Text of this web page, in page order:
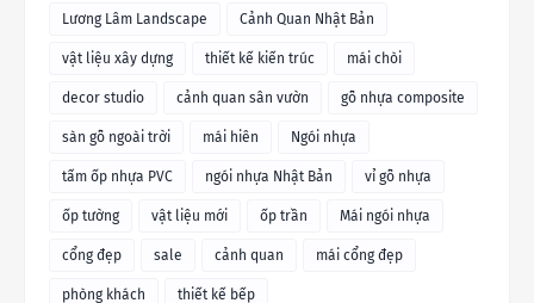
Lương Lâm Landscape Cảnh Quan Nhật Bản
vật liệu xây dựng thiết kế kiến trúc mái chòi
decor studio cảnh quan sân vườn gỗ nhựa composite
sàn gỗ ngoài trời mái hiên Ngói nhựa
tấm ốp nhựa PVC ngói nhựa Nhật Bản vỉ gỗ nhựa
ốp tường vật liệu mới ốp trần Mái ngói nhựa
cổng đẹp sale cảnh quan mái cổng đẹp
phòng khách thiết kế bếp